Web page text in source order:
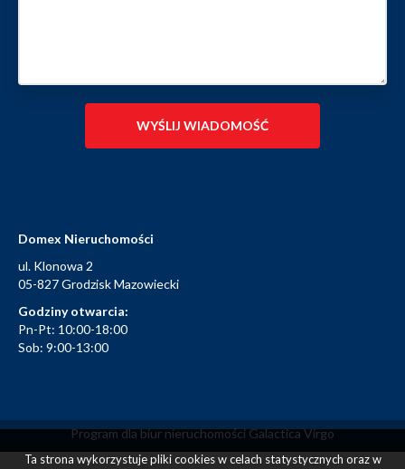
Domex Nieruchomości
ul. Klonowa 2
05-827 Grodzisk Mazowiecki
Godziny otwarcia:
Pn-Pt: 10:00-18:00
Sob: 9:00-13:00
Program dla biur nieruchomościGalactica Virgo
Ta strona wykorzystuje pliki cookies w celach statystycznych oraz w